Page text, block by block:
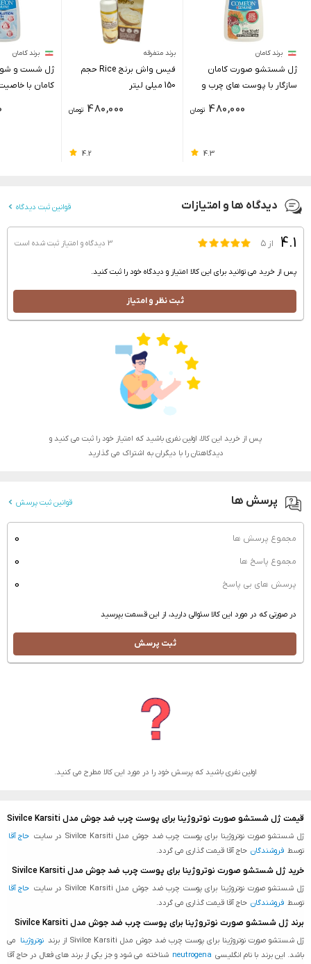
برند کامان
ژل شستشو صورت کامان
سازگار با پوست های چرب و
تومان 480,000
4.3
برند متفرقه
فیس واش برنج Rice حجم
150 میلی لیتر
تومان 480,000
4.2
برند کامان
ژل شست و
کامان با
دیدگاه ها و امتیازات قوانین ثبت دیدگاه
4.1 از ۵ 3 دیدگاه و امتیاز ثبت شده است
پس از خرید می توانید برای این کالا امتیاز و دیدگاه خود را ثبت کنید.
ثبت نظر و امتیاز
پس از خرید این کالا، اولین نفری باشید که امتیاز خود را ثبت می کنید و
دیدگاهتان را با دیگران به اشتراک می گذارید
پرسش ها قوانین ثبت پرسش
مجموع پرسش ها 0
مجموع پاسخ ها 0
پرسش های بی پاسخ 0
در صورتی که در مورد این کالا سئوالی دارید، از این قسمت بپرسید
ثبت پرسش
اولین نفری باشید که پرسش خود را در مورد این کالا مطرح می کنید.
قیمت ژل شستشو صورت نوتروژینا برای پوست چرب ضد جوش مدل Sivilce Karsiti
ژل شستشو صورت نوتروژینا برای پوست چرب ضد جوش مدل Sivilce Karsiti در سایت
حاج آقا
توسط فروشندگان حاج آقا قیمت گذاری می گردد.
خرید ژل شستشو صورت نوتروژینا برای پوست چرب ضد جوش مدل Sivilce Karsiti
ژل شستشو صورت نوتروژینا برای پوست چرب ضد جوش مدل Sivilce Karsiti در سایت
حاج آقا
توسط فروشندگان حاج آقا قیمت گذاری می گردد.
برند ژل شستشو صورت نوتروژینا برای پوست چرب ضد جوش مدل Sivilce Karsiti
ژل شستشو صورت نوتروژینا برای پوست چرب ضد جوش مدل Sivilce Karsiti از برند نوتروژینا می
باشد. این برند با نام انگلیسی neutrogena شناخته می شود و جز یکی از برند های فعال در حاج آقا